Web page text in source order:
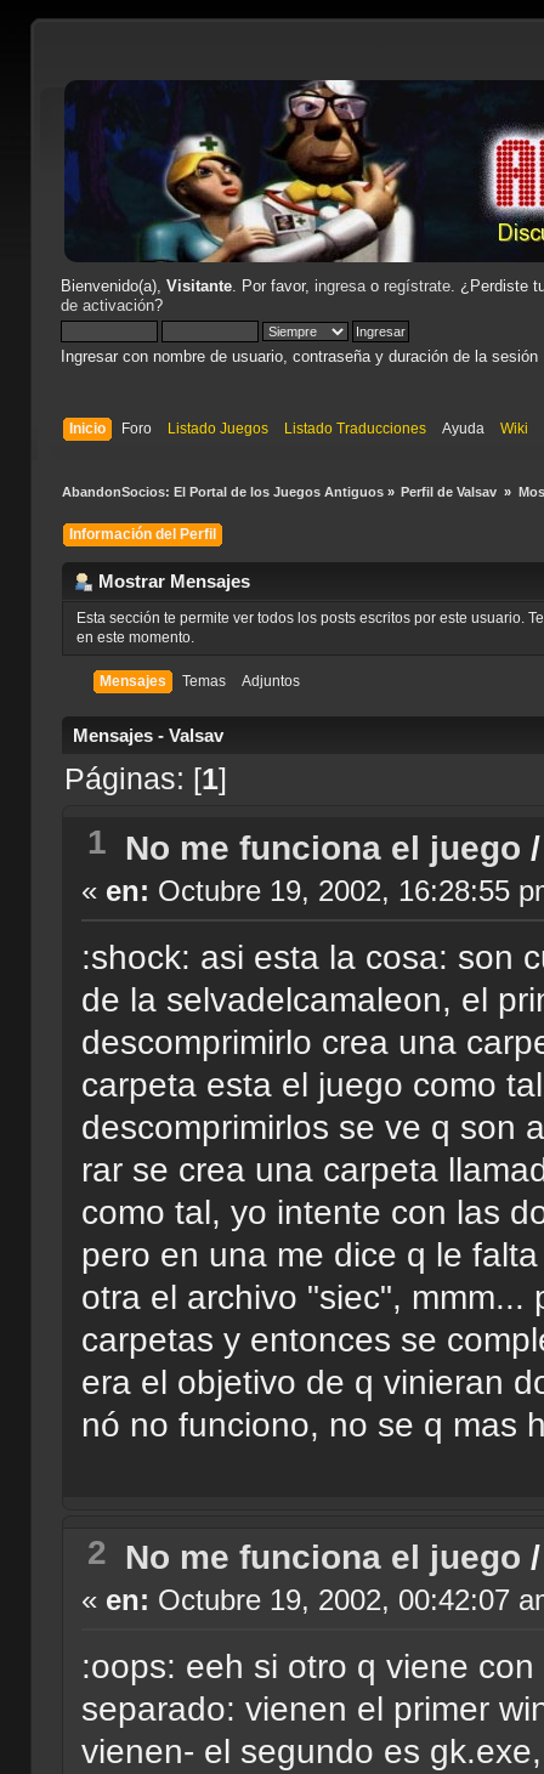
Bienvenido(a), Visitante. Por favor, ingresao regístrate. ¿Perdiste
de activación?
Ingresar con nombre de usuario, contraseña y duración de la sesión
Inicio Foro Listado Juegos Listado Traducciones Ayuda Wiki
AbandonSocios: El Portal de los Juegos Antiguos» Perfil de Valsav »
Información del Perfil
Mostrar Mensajes
Esta sección te permite ver todos los posts escritos por este usuario.
en este momento.
Mensajes Temas Adjuntos
Mensajes - Valsav
Páginas: [1]
1 No me funciona el juego
« en: Octubre 19, 2002, 16:28:55
:shock: asi esta la cosa: son
de la selvadelcamaleon, el
descomprimirlo crea una
carpeta esta el juego como
descomprimirlos se ve q son
rar se crea una carpeta
como tal, yo intente con las
pero en una me dice q le
otra el archivo "siec",
carpetas y entonces se
era el objetivo de q vinieran
nó no funciono, no se q mas
2 No me funciona el juego
« en: Octubre 19, 2002, 00:42:07
:oops: eeh si otro q viene
separado: vienen el primer
vienen- el segundo es